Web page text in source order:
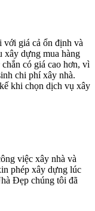
với giá cả ổn định và
xây dựng mua hàng
có giá cao hơn, vì
chi phí xây nhà.
khi chọn dịch vụ xây
việc xây nhà và
phép xây dựng lúc
Đẹp chúng tôi đã